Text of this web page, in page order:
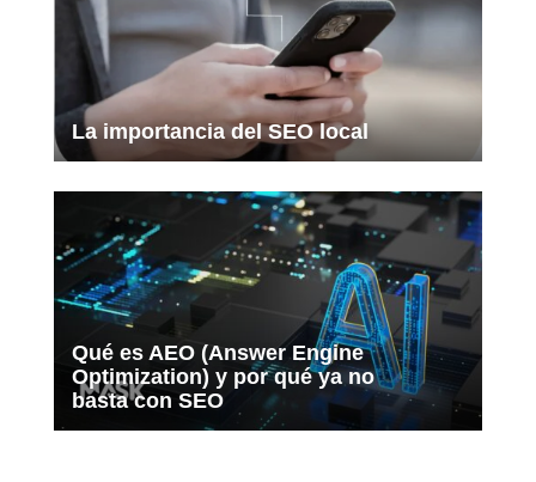
La importancia del SEO local
Qué es AEO (Answer Engine
Optimization) y por qué ya no
basta con SEO